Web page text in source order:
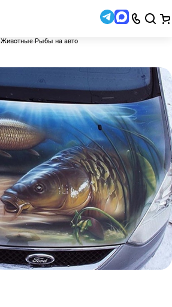
Животные Рыбы на авто